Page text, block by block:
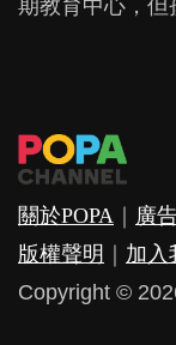
期教育中心，但
友優勝，到底
因素，但原來全
覺？...
少出席朋友聚
關於POPA 廣
版權聲明
加入
Copyright ©